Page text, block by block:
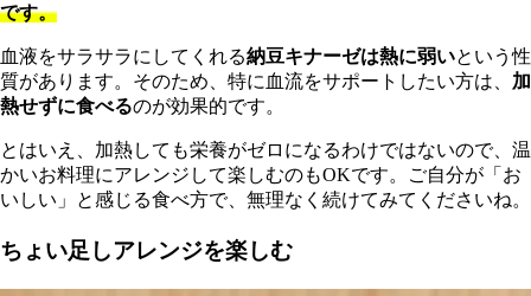
です。
血液をサラサラにしてくれる納豆キナーゼは熱に弱いという性
質があります。そのため、特に血流をサポートしたい方は、 加
熱せずに食べるのが効果的です。
とはいえ、加熱しても栄養がゼロになるわけではないので、温
かいお料理にアレンジして楽しむのもOKです。ご自分が「お
いしい」と感じる食べ方で、無理なく続けてみてくださいね。
ちょい足しアレンジを楽しむ